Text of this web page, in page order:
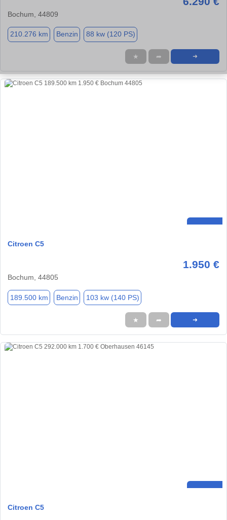
Bochum, 44809
210.276 km Benzin 88 kw (120 PS)
★ ➦ ➜
Citroen C5
1.950 €
Bochum, 44805
189.500 km Benzin 103 kw (140 PS)
★ ➦ ➜
Citroen C5